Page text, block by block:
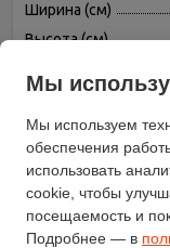
Ширина (см)
Высота (см)
Количество дверей
Объем
(л)
Хладагент
Уровень шума (дБ)
Мы
Мы используем
обеспечения
использовать
cookie, чтобы
посещаемость и
Подробнее — в